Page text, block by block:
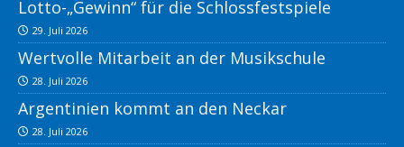
Lotto-„Gewinn“ für die Schlossfestspiele
29. Juli 2026
Wertvolle Mitarbeit an der Musikschule
28. Juli 2026
Argentinien kommt an den Neckar
28. Juli 2026